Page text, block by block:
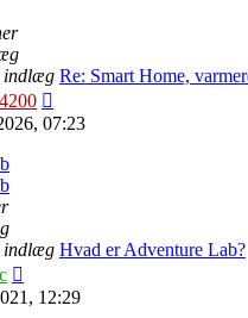
indlæg Re: Smart Home,
det
07:23
indlæg Hvad er Adventure Lab?
det12:29